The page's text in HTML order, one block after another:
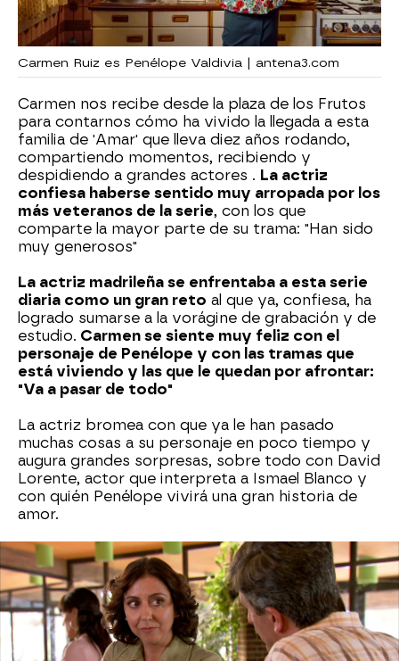
Carmen Ruiz es Penélope Valdivia | antena3.com
Carmen nos recibe desde la plaza de los Frutos
para contarnos cómo ha vivido la llegada a esta
familia de 'Amar' que lleva diez años rodando,
compartiendo momentos, recibiendo y
despidiendo a grandes actores . La actriz
confiesa haberse sentido muy arropada por los
más veteranos de la serie, con los que
comparte la mayor parte de su trama: "Han sido
muy generosos"
La actriz madrileña se enfrentaba a esta serie
diaria como un gran reto al que ya, confiesa, ha
logrado sumarse a la vorágine de grabación y de
estudio. Carmen se siente muy feliz con el
personaje de Penélope y con las tramas que
está viviendo y las que le quedan por afrontar:
"Va a pasar de todo"
La actriz bromea con que ya le han pasado
muchas cosas a su personaje en poco tiempo y
augura grandes sorpresas, sobre todo con David
Lorente, actor que interpreta a Ismael Blanco y
con quién Penélope vivirá una gran historia de
amor.
¡Descubre todo lo que nos ha contado en el
vídeo de arriba!
Carmen Ruiz